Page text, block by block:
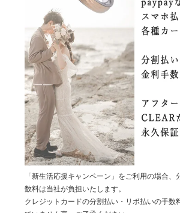
「新生活応援キャンペーン」をご利用の場合、
数料は当社が負担いたします。
クレジットカードの分割払い・リボ払いの手数